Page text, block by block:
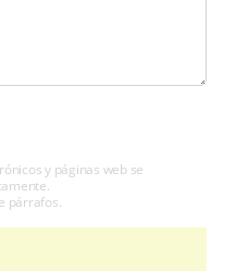
y páginas web se
párrafos.